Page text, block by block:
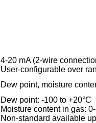
4-20 mA (2-wire
User-configurable over
Dew point, moisture
Dew point: -100 to +20°C
Moisture content in gas:
Non-standard available